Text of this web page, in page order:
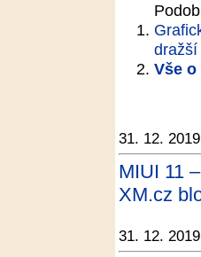
dražší
Vše
31. 12.
MIUI 11
XM.cz
31. 12.